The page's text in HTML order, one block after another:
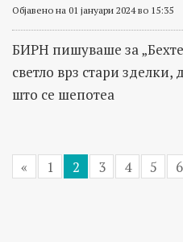
Објавено на 01 јануари 2024 во 15:35
БИРН пишуваше за
светло врз стари зделки,
што се шепотеа
« 1 2 3 4 5 6